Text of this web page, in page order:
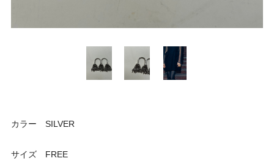
カラー SILVER
サイズ FREE